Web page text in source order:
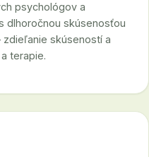
psychológov a
dlhoročnou skúsenosťou
zdieľanie skúseností a
terapie.